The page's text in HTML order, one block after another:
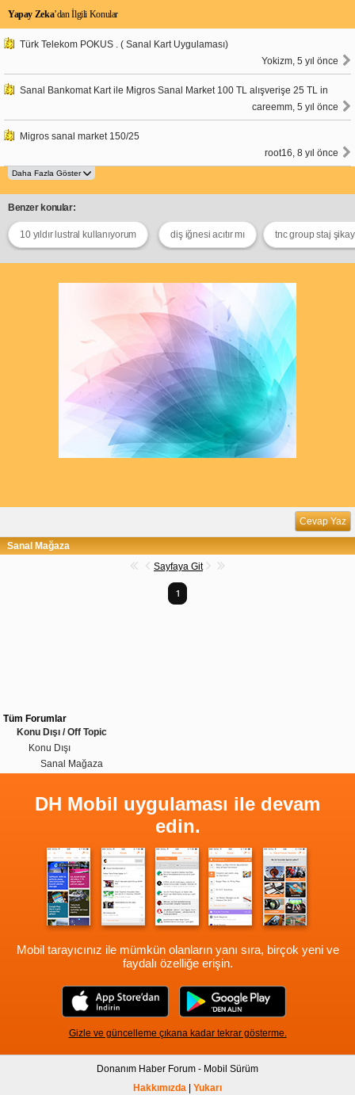
Yapay Zeka’dan İlgili Konular
Türk Telekom POKUS . ( Sanal Kart Uygulaması)
Yokizm, 5 yıl önce
Sanal Bankomat Kart ile Migros Sanal Market 100 TL alışverişe 25 TL in
careemm, 5 yıl önce
Migros sanal market 150/25
root16, 8 yıl önce
Benzer konular:
10 yıldır lustral kullanıyorum diş iğnesi acıtır mı tnc group staj
Cevap Yaz
Sanal Mağaza
Sayfaya Git
1
Tüm Forumlar
Konu Dışı / Off Topic
Konu Dışı
Sanal Mağaza
DH Mobil uygulaması ile devam
edin.
Mobil tarayıcınız ile mümkün olanların yanı sıra, birçok yeni ve
faydalı özelliğe erişin.
Gizle ve güncelleme çıkana kadar tekrar gösterme.
Donanım Haber Forum - Mobil Sürüm
Hakkımızda | Yukarı